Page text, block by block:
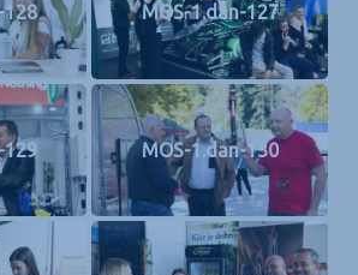
128 MOS-1.dan-127
129 MOS-1.dan-130